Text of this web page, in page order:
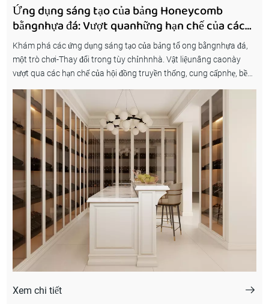
Khám phá 12000 Nhà máy thông minh: Cách đạt
được giao hàng không có lỗi thông qua
côngnghệ khoan sáu mặt
Khám phá cách mộtnhà máy thông minh 12.000-Côngnghệ
khoan mặt để đạt được số không-Giao hàng lỗi trong tùy chỉnhnhà.
Khám phá sự chính xác, hiệu quả và sự đổi mới đằng sau các quy
hiểu làm thếnào tự động hóanâng cao đảm bảo độ chính xác và
chất lượng trong mọi giải pháp gia đình tùy chỉnh.
Xem chi tiết